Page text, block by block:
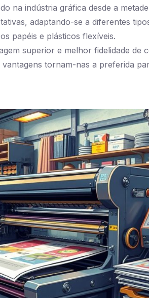
na indústria gráfica desde a
adaptando-se a diferentes
papéis e plásticos flexíveis.
superior e melhor fidelidade de
tornam-nas a preferida